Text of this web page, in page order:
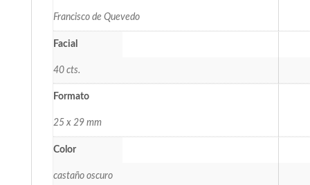
Francisco de Quevedo
Facial
40 cts.
Formato
25 x 29 mm
Color
castaño oscuro